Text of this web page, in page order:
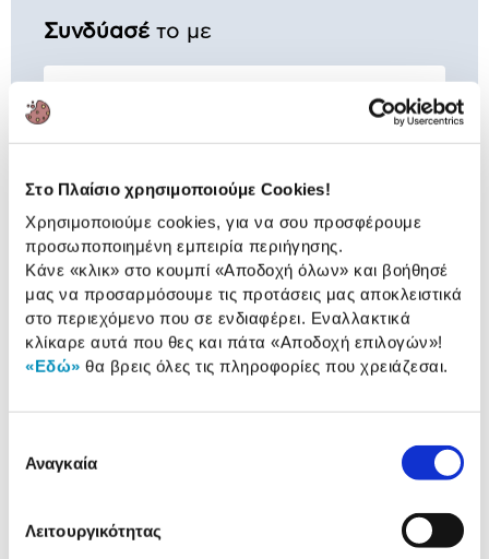
Στο Πλαίσιο χρησιμοποιούμε Cookies!
Χρησιμοποιούμε cookies, για να σου προσφέρουμε
προσωποποιημένη εμπειρία περιήγησης.
Κάνε «κλικ» στο κουμπί «Αποδοχή όλων» και βοήθησέ
μας να προσαρμόσουμε τις προτάσεις μας αποκλειστικά
στο περιεχόμενο που σε ενδιαφέρει. Εναλλακτικά
κλίκαρε αυτά που θες και πάτα «Αποδοχή επιλογών»!
«Εδώ» θα βρεις όλες τις πληροφορίες που χρειάζεσαι.
συγκατάθεσης
Αναγκαία
Λειτουργικότητας
Συνδύασέ το με
Ανακατασκευασμένο 932XL Black
19,90 €
Μελάνι @Work
Ανακατασκευασμένο 933XL
13,90 €
Προσθήκη
Μελάνι @Work